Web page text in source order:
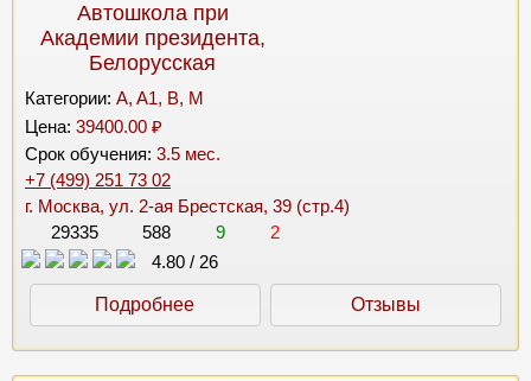
Автошкола при
Академии президента,
Белорусская
Категории: A, A1, B, M
Цена: 39400.00 ₽
Срок обучения: 3.5 мес.
+7 (499) 251 73 02
г. Москва, ул. 2-ая Брестская, 39 (стр.4)
29335
588 9
2
4.80 / 26
Подробнее Отзывы